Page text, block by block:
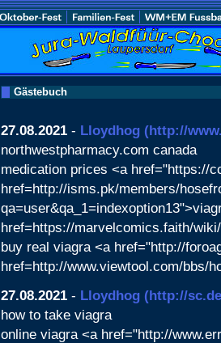
Gästebuch
27.08.2021 - Lloydhog (http://
northwestpharmacy.com canada
medication prices <a href="https://
href=http://isms.pk/members/
href=https://marvelcomics.faith/
buy real viagra <a href="http://
href=http://www.viewtool.com/bbs/
27.08.2021 - Lloydhog (http://
how to take viagra
online viagra <a href="http://